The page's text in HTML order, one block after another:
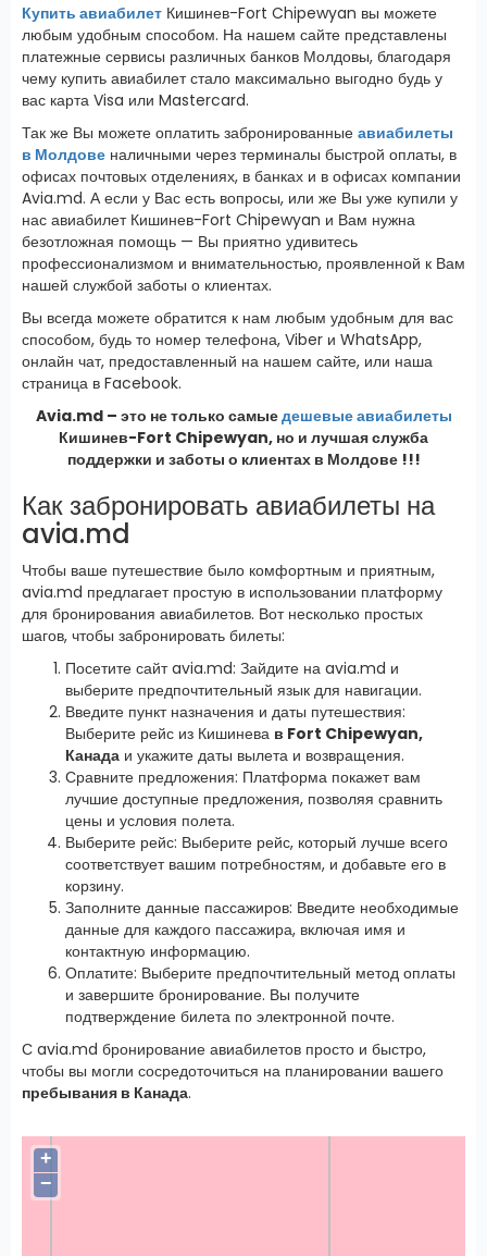
Купить авиабилет Кишинев-Fort Chipewyan вы можете
любым удобным способом. На нашем сайте представлены
платежные сервисы различных банков Молдовы, благодаря
чему купить авиабилет стало максимально выгодно будь у
вас карта Visa или Mastercard.
Так же Вы можете оплатить забронированные авиабилеты
в Молдове наличными через терминалы быстрой оплаты, в
офисах почтовых отделениях, в банках и в офисах компании
Avia.md. А если у Вас есть вопросы, или же Вы уже купили у
нас авиабилет Кишинев-Fort Chipewyan и Вам нужна
безотложная помощь — Вы приятно удивитесь
профессионализмом и внимательностью, проявленной к Вам
нашей службой заботы о клиентах.
Вы всегда можете обратится к нам любым удобным для вас
способом, будь то номер телефона, Viber и WhatsApp,
онлайн чат, предоставленный на нашем сайте, или наша
страница в Facebook.
Avia.md – это не только самыедешевые авиабилеты
Кишинев-Fort Chipewyan, но и лучшая служба
поддержки и заботы о клиентах в Молдове !!!
Как забронировать авиабилеты на
avia.md
Чтобы ваше путешествие было комфортным и приятным,
avia.md предлагает простую в использовании платформу
для бронирования авиабилетов. Вот несколько простых
шагов, чтобы забронировать билеты:
Посетите сайт avia.md: Зайдите на avia.md и
выберите предпочтительный язык для навигации.
Введите пункт назначения и даты путешествия:
Выберите рейс из Кишинева в Fort Chipewyan,
Канада и укажите даты вылета и возвращения.
Сравните предложения: Платформа покажет вам
лучшие доступные предложения, позволяя сравнить
цены и условия полета.
Выберите рейс: Выберите рейс, который лучше всего
соответствует вашим потребностям, и добавьте его в
корзину.
Заполните данные пассажиров: Введите необходимые
данные для каждого пассажира, включая имя и
контактную информацию.
Оплатите: Выберите предпочтительный метод оплаты
и завершите бронирование. Вы получите
подтверждение билета по электронной почте.
С avia.md бронирование авиабилетов просто и быстро,
чтобы вы могли сосредоточиться на планировании вашего
пребывания в Канада.
+
−